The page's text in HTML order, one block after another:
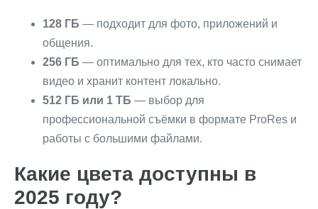
128 ГБ — подходит для фото, приложений и
общения.
256 ГБ — оптимально для тех, кто часто снимает
видео и хранит контент локально.
512 ГБ или 1 ТБ — выбор для
профессиональной съёмки в формате ProRes и
работы с большими файлами.
Какие цвета доступны в
2025 году?